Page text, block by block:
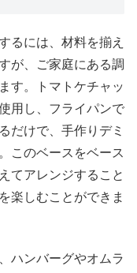
るには、材料を揃え
が、ご家庭にある調
す。トマトケチャッ
用し、フライパンで
だけで、手作りデミ
このベースをベース
てアレンジすること
楽しむことができま
ハンバーグやオムラ